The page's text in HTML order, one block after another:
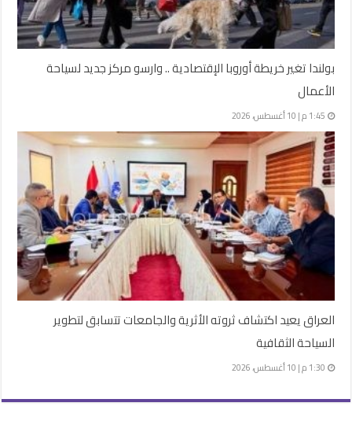
بولندا تغير خريطة أوروبا الإقتصادية .. وارسو مركز جديد لسياحة
الأعمال
1:45 م | 10 أغسطس، 2026
العراق يعيد اكتشاف ثروته الأثرية والجامعات تتسابق لتطوير
السياحة الثقافية
1:30 م | 10 أغسطس، 2026